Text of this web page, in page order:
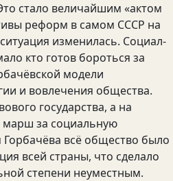
стало величайшим «актом
реформ в самом СССР на
изменилась. Социал-
кто готов бороться за
модели
и вовлечения общества.
государства, а на
марш за социальную
всё общество было
всей страны, что сделало
степени неуместным.